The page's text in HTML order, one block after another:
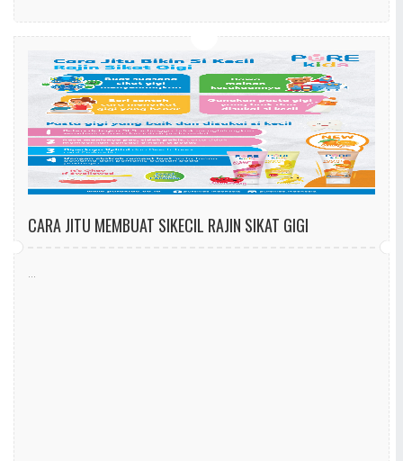
CARA JITU MEMBUAT SIKECIL RAJIN SIKAT GIGI
...